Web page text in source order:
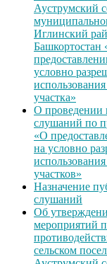
Ауструмский
Иглинский
Башкортостан
условно
участка»
О проведении
слушаний по
«О
на условно
участков»
Назначение
слушаний
Об
мероприятий
сельском